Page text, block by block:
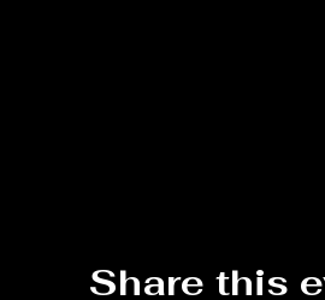
Share this